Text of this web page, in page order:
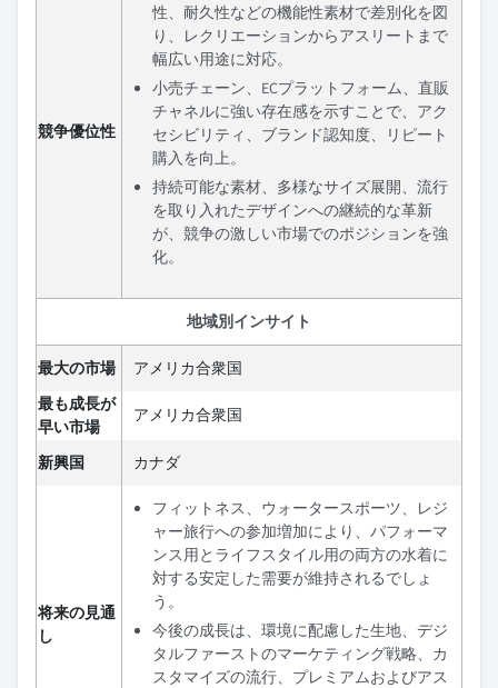
競争優位性
性、耐久性などの機能性素材で差別化を図
り、レクリエーションからアスリートまで
幅広い用途に対応。
小売チェーン、ECプラットフォーム、直販
チャネルに強い存在感を示すことで、アク
セシビリティ、ブランド認知度、リピート
購入を向上。
持続可能な素材、多様なサイズ展開、流行
を取り入れたデザインへの継続的な革新
が、競争の激しい市場でのポジションを強
化。
地域別インサイト
最大の市場
アメリカ合衆国
最も成長が
早い市場
アメリカ合衆国
新興国 カナダ
将来の見通
し
フィットネス、ウォータースポーツ、レジ
ャー旅行への参加増加により、パフォーマ
ンス用とライフスタイル用の両方の水着に
対する安定した需要が維持されるでしょ
う。
今後の成長は、環境に配慮した生地、デジ
タルファーストのマーケティング戦略、カ
スタマイズの流行、プレミアムおよびアス